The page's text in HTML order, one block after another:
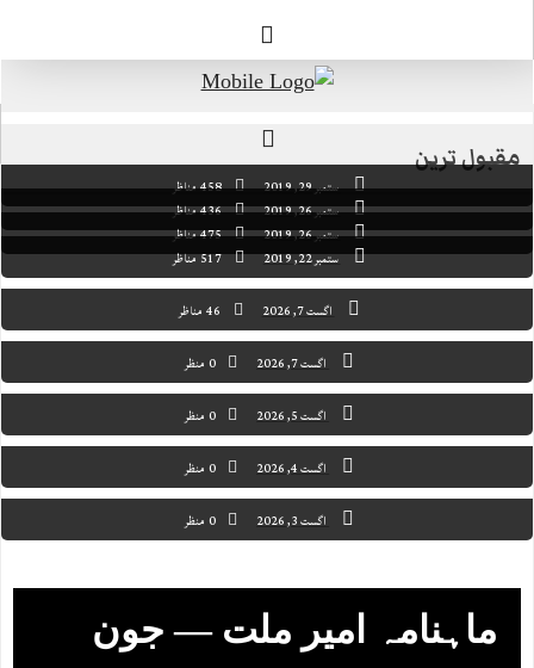
مقبول ترین
ستمبر 29, 2019
458 مناظر
ستمبر 26, 2019
436 مناظر
ستمبر 26, 2019
475 مناظر
ستمبر 22, 2019
517 مناظر
اگست 7, 2026 46 مناظر
اگست 7, 2026 0 منظر
اگست 5, 2026 0 منظر
اگست 4, 2026 0 منظر
اگست 3, 2026 0 منظر
ماہنامہ امیر ملت — جون